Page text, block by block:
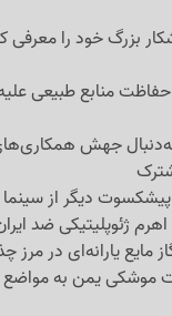
منابع طبیعی
جهش
دیگر از سینما
اهرم ژئوپلیتیکی ضد
موشکی یمن به مواضع